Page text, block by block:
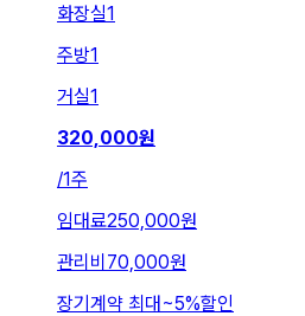
화장실1
주방1
거실1
320,000원
/1주
임대료250,000원
관리비 70,000원
장기계약 최대~5%할인